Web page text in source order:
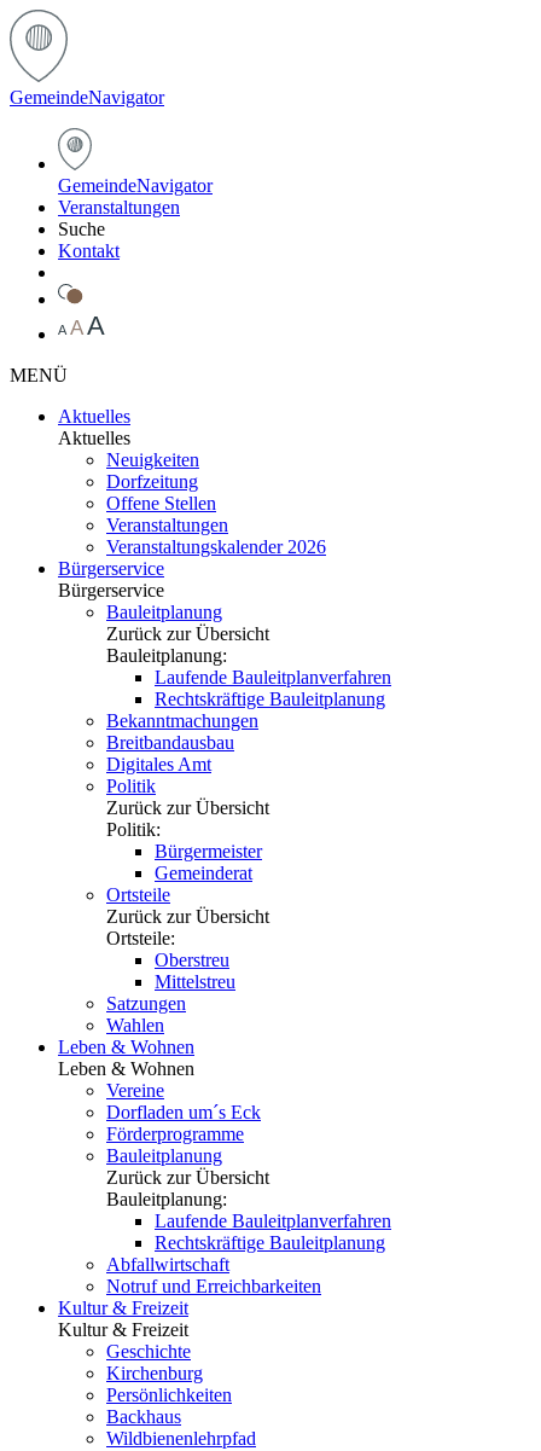
GemeindeNavigator
GemeindeNavigator
Veranstaltungen
Suche
Kontakt
A AA
MENÜ
Aktuelles
Aktuelles
Neuigkeiten
Dorfzeitung
Offene Stellen
Veranstaltungen
Veranstaltungskalender 2026
Bürgerservice
Bürgerservice
Bauleitplanung
Zurück zur Übersicht
Bauleitplanung:
Laufende Bauleitplanverfahren
Rechtskräftige Bauleitplanung
Bekanntmachungen
Breitbandausbau
Digitales Amt
Politik
Zurück zur Übersicht
Politik:
Bürgermeister
Gemeinderat
Ortsteile
Zurück zur Übersicht
Ortsteile:
Oberstreu
Mittelstreu
Satzungen
Wahlen
Leben & Wohnen
Leben & Wohnen
Vereine
Dorfladen um´s Eck
Förderprogramme
Bauleitplanung
Zurück zur Übersicht
Bauleitplanung:
Laufende Bauleitplanverfahren
Rechtskräftige Bauleitplanung
Abfallwirtschaft
Notruf und Erreichbarkeiten
Kultur & Freizeit
Kultur & Freizeit
Geschichte
Kirchenburg
Persönlichkeiten
Backhaus
Wildbienenlehrpfad